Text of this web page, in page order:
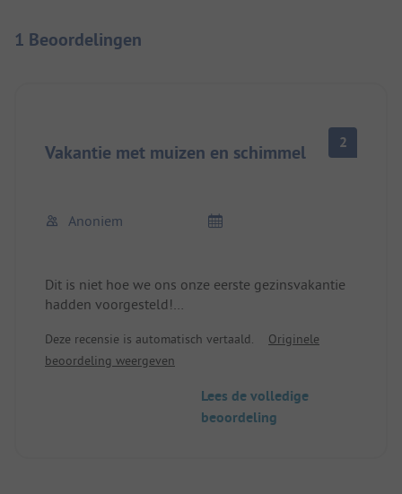
1 Beoordelingen
Vakantie met muizen en schimmel 2
Anoniem
Dit is niet hoe we ons onze eerste gezinsvakantie
hadden voorgesteld!
we dat de douche helemaal vol schimmel zat - en
zo rook het ook. Absoluut ongezond en een
Daarnaast was de uitrusting van onze
accommodatie ook vrij slecht en van goedkope
Deze recensie is automatisch vertaald.
Originele
beoordeling weergeven
Lees de volledige
beoordeling